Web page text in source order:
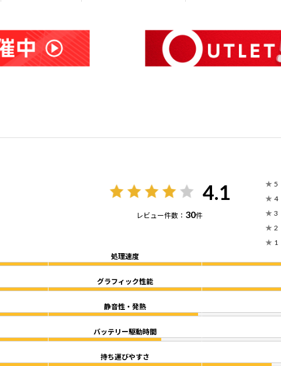
4.1
レビュー件数： 30件
★ 5
★ 4
★ 3
★ 2
★ 1
処理速度
グラフィック性能
静音性・発熱
バッテリー駆動時間
持ち運びやすさ